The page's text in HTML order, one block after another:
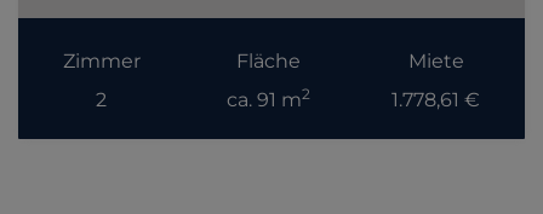
Zimmer
2
Fläche
ca. 91 m2
Miete
1.778,61 €